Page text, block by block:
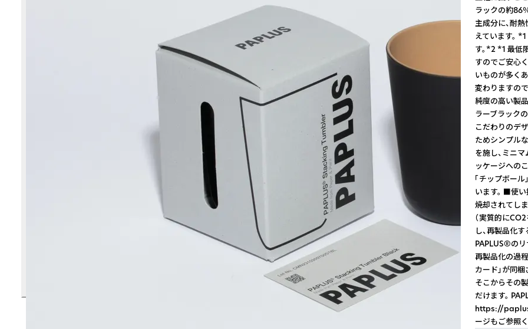
ラックの約86
主成分に、耐
えています。
す。*2 *1 最低
すのでご安心
いものが多く
変わりますの
純度の高い製
ラーブラック
こだわりのデ
ためシンプル
を施し、ミニ
ッケージへの
「チップボー
います。 ■使
焼却されてし
（実質的に
し、再製品化
PAPLUS®の
再製品化の過
カード」が同
そこからその
だけます。
https://
ージもご参照